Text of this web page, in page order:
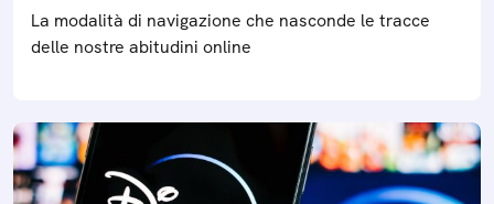
La modalità di navigazione che nasconde le tracce
delle nostre abitudini online